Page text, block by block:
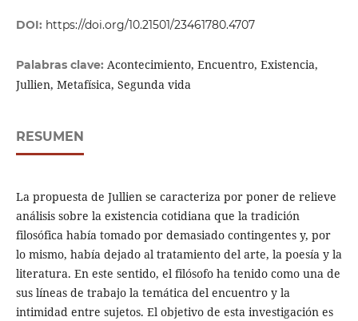
DOI: https://doi.org/10.21501/23461780.4707
Palabras clave: Acontecimiento, Encuentro, Existencia,
Jullien, Metafísica, Segunda vida
RESUMEN
La propuesta de Jullien se caracteriza por poner de relieve
análisis sobre la existencia cotidiana que la tradición
filosófica había tomado por demasiado contingentes y, por
lo mismo, había dejado al tratamiento del arte, la poesía y la
literatura. En este sentido, el filósofo ha tenido como una de
sus líneas de trabajo la temática del encuentro y la
intimidad entre sujetos. El objetivo de esta investigación es